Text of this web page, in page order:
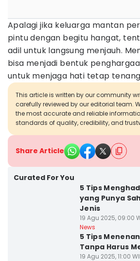
Apalagi jika keluarga mantan
pintu dengan begitu hangat,
adil untuk langsung menjauh.
bisa menjadi bentuk
untuk menjaga hati tetap
This article is written by our community
carefully reviewed by our editorial team.
the most accurate and reliable
standards of quality, credibility, and
Share Article
Curated For You
5 Tips
yang Punya
Jenis
19 Agu 2025, 09:00
News
5 Tips
Tanpa Harus
19 Agu 2025, 11:00